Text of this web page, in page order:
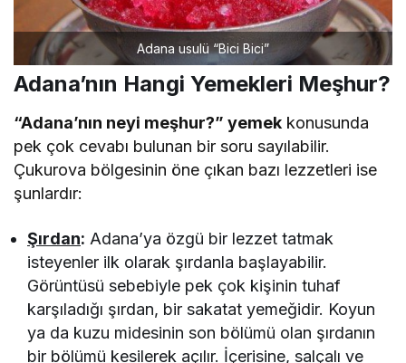
Adana usulü “Bici Bici”
Adana’nın Hangi Yemekleri Meşhur?
“Adana’nın neyi meşhur?” yemek konusunda
pek çok cevabı bulunan bir soru sayılabilir.
Çukurova bölgesinin öne çıkan bazı lezzetleri ise
şunlardır:
Şırdan: Adana’ya özgü bir lezzet tatmak
isteyenler ilk olarak şırdanla başlayabilir.
Görüntüsü sebebiyle pek çok kişinin tuhaf
karşıladığı şırdan, bir sakatat yemeğidir. Koyun
ya da kuzu midesinin son bölümü olan şırdanın
bir bölümü kesilerek açılır. İçerisine, salçalı ve